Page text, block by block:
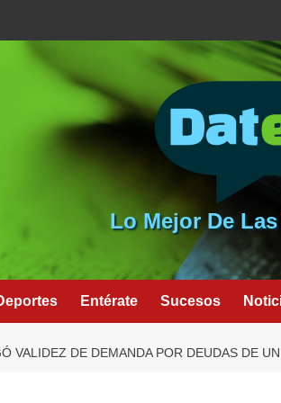
Lo Mejor De
Entérate Sucesos
VALIDEZ DE DEMANDA POR DEUDAS DE